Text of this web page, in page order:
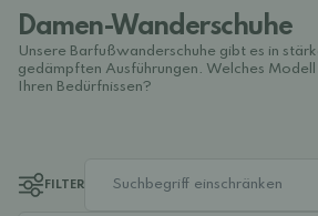
Damen-Wanderschuhe
Unsere Barfußwanderschuhe gibt es in
gedämpften Ausführungen. Welches Modell
Ihren Bedürfnissen?
FILTER